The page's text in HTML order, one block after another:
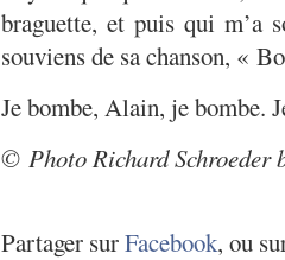
braguette, et puis qui m’a
souviens de sa chanson, «
Je bombe, Alain, je bombe.
© Photo Richard Schroeder
Partager surFacebook, ou